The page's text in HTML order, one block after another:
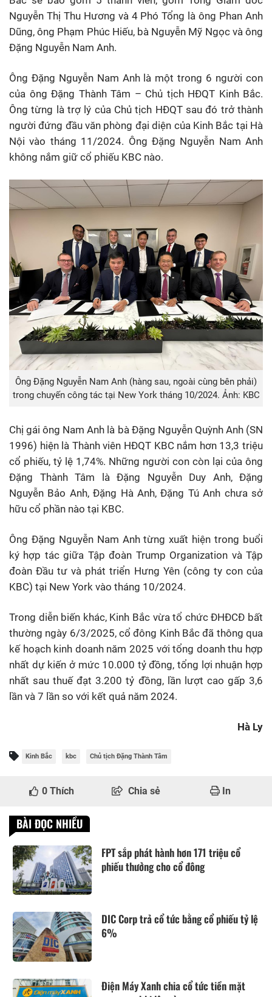
Nguyễn Thị Thu Hương và 4 Phó Tổng là ông Phan Anh
Dũng, ông Phạm Phúc Hiếu, bà Nguyễn Mỹ Ngọc và ông
Đặng Nguyễn Nam Anh.
Ông Đặng Nguyễn Nam Anh là một trong 6 người con
của ông Đặng Thành Tâm – Chủ tịch HĐQT Kinh Bắc.
Ông từng là trợ lý của Chủ tịch HĐQT sau đó trở thành
người đứng đầu văn phòng đại diện của Kinh Bắc tại Hà
Nội vào tháng 11/2024. Ông Đặng Nguyễn Nam Anh
không nắm giữ cổ phiếu KBC nào.
Ông Đặng Nguyễn Nam Anh (hàng sau, ngoài cùng bên phải)
trong chuyến công tác tại New York tháng 10/2024. Ảnh: KBC
Chị gái ông Nam Anh là bà Đặng Nguyễn Quỳnh Anh (SN
1996) hiện là Thành viên HĐQT KBC nắm hơn 13,3 triệu
cổ phiếu, tỷ lệ 1,74%. Những người con còn lại của ông
Đặng Thành Tâm là Đặng Nguyễn Duy Anh, Đặng
Nguyễn Bảo Anh, Đặng Hà Anh, Đặng Tú Anh chưa sở
hữu cổ phần nào tại KBC.
Ông Đặng Nguyễn Nam Anh từng xuất hiện trong buổi
ký hợp tác giữa Tập đoàn Trump Organization và Tập
đoàn Đầu tư và phát triển Hưng Yên (công ty con của
KBC) tại New York vào tháng 10/2024.
Trong diễn biến khác, Kinh Bắc vừa tổ chức ĐHĐCĐ bất
thường ngày 6/3/2025, cổ đông Kinh Bắc đã thông qua
kế hoạch kinh doanh năm 2025 với tổng doanh thu hợp
nhất dự kiến ở mức 10.000 tỷ đồng, tổng lợi nhuận hợp
nhất sau thuế đạt 3.200 tỷ đồng, lần lượt cao gấp 3,6
lần và 7 lần so với kết quả năm 2024.
Hà Ly
Kinh Bắc kbc Chủ tịch Đặng Thành Tâm
0 Thích Chia sẻ In
BÀI ĐỌC NHIỀU
FPT sắp phát hành hơn 171 triệu cổ
phiếu thưởng cho cổ đông
DIC Corp trả cổ tức bằng cổ phiếu tỷ lệ
6%
Điện Máy Xanh chia cổ tức tiền mặt